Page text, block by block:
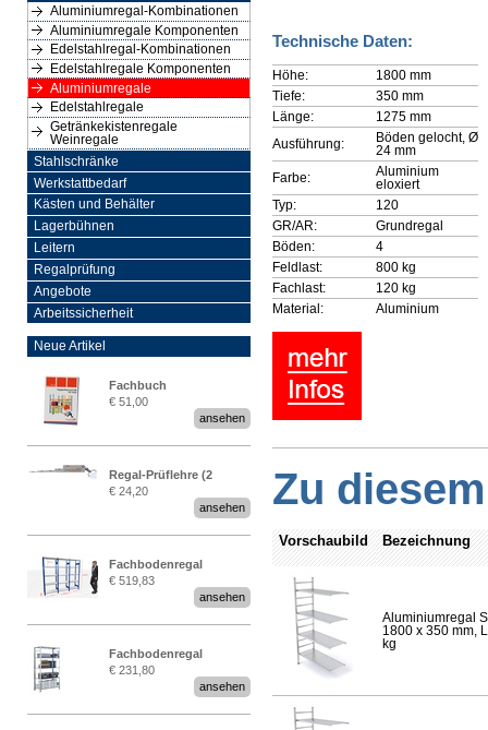
Aluminiumregal-Kombinationen
Aluminiumregale Komponenten
Edelstahlregal-Kombinationen
Edelstahlregale Komponenten
Aluminiumregale
Edelstahlregale
Getränkekistenregale
Weinregale
Stahlschränke
Werkstattbedarf
Kästen und Behälter
Lagerbühnen
Leitern
Regalprüfung
Angebote
Arbeitssicherheit
Neue Artikel
Fachbuch
„Regalprüfung nach DIN
€ 51,00
ansehen
Regal-Prüflehre (2
Stück)
€ 24,20
ansehen
Fachbodenregal
Stecksystem MultiPlus
2,25 Meter breit
€ 519,83
ansehen
Fachbodenregal
Stecksystem MultiPlus
€ 231,80
ansehen
Technische Daten:
Höhe:
1800 mm
Tiefe:
350 mm
Länge:
1275 mm
Ausführung:
Böden gelocht, Ø
24 mm
Farbe:
Aluminium
eloxiert
Typ:
120
GR/AR:
Grundregal
Böden:
4
Feldlast:
800 kg
Fachlast:
120 kg
Material:
Aluminium
Zu
Vorschaubild Bezeichnung
Aluminiumregal
1800 x 350 mm,
kg